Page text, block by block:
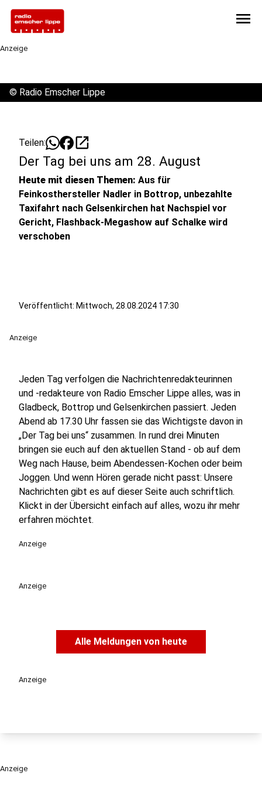
menu
Anzeige
© Radio Emscher Lippe
Teilen: open_in_new
Der Tag bei uns am 28. August
Heute mit diesen Themen: Aus für
Feinkosthersteller Nadler in Bottrop, unbezahlte
Taxifahrt nach Gelsenkirchen hat Nachspiel vor
Gericht, Flashback-Megashow auf Schalke wird
verschoben
Veröffentlicht: Mittwoch, 28.08.2024 17:30
Anzeige
Jeden Tag verfolgen die Nachrichtenredakteurinnen
und -redakteure von Radio Emscher Lippe alles, was in
Gladbeck, Bottrop und Gelsenkirchen passiert. Jeden
Abend ab 17.30 Uhr fassen sie das Wichtigste davon in
„Der Tag bei uns“ zusammen. In rund drei Minuten
bringen sie euch auf den aktuellen Stand - ob auf dem
Weg nach Hause, beim Abendessen-Kochen oder beim
Joggen. Und wenn Hören gerade nicht passt: Unsere
Nachrichten gibt es auf dieser Seite auch schriftlich.
Klickt in der Übersicht einfach auf alles, wozu ihr mehr
erfahren möchtet.
Anzeige
Anzeige
Alle Meldungen von heute
Anzeige
Anzeige